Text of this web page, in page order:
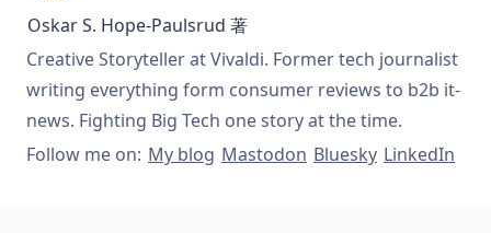
Oskar S. Hope-Paulsrud 著
Creative Storyteller at Vivaldi. Former tech journalist
writing everything form consumer reviews to b2b it-
news. Fighting Big Tech one story at the time.
Follow me on: My blog Mastodon Bluesky LinkedIn